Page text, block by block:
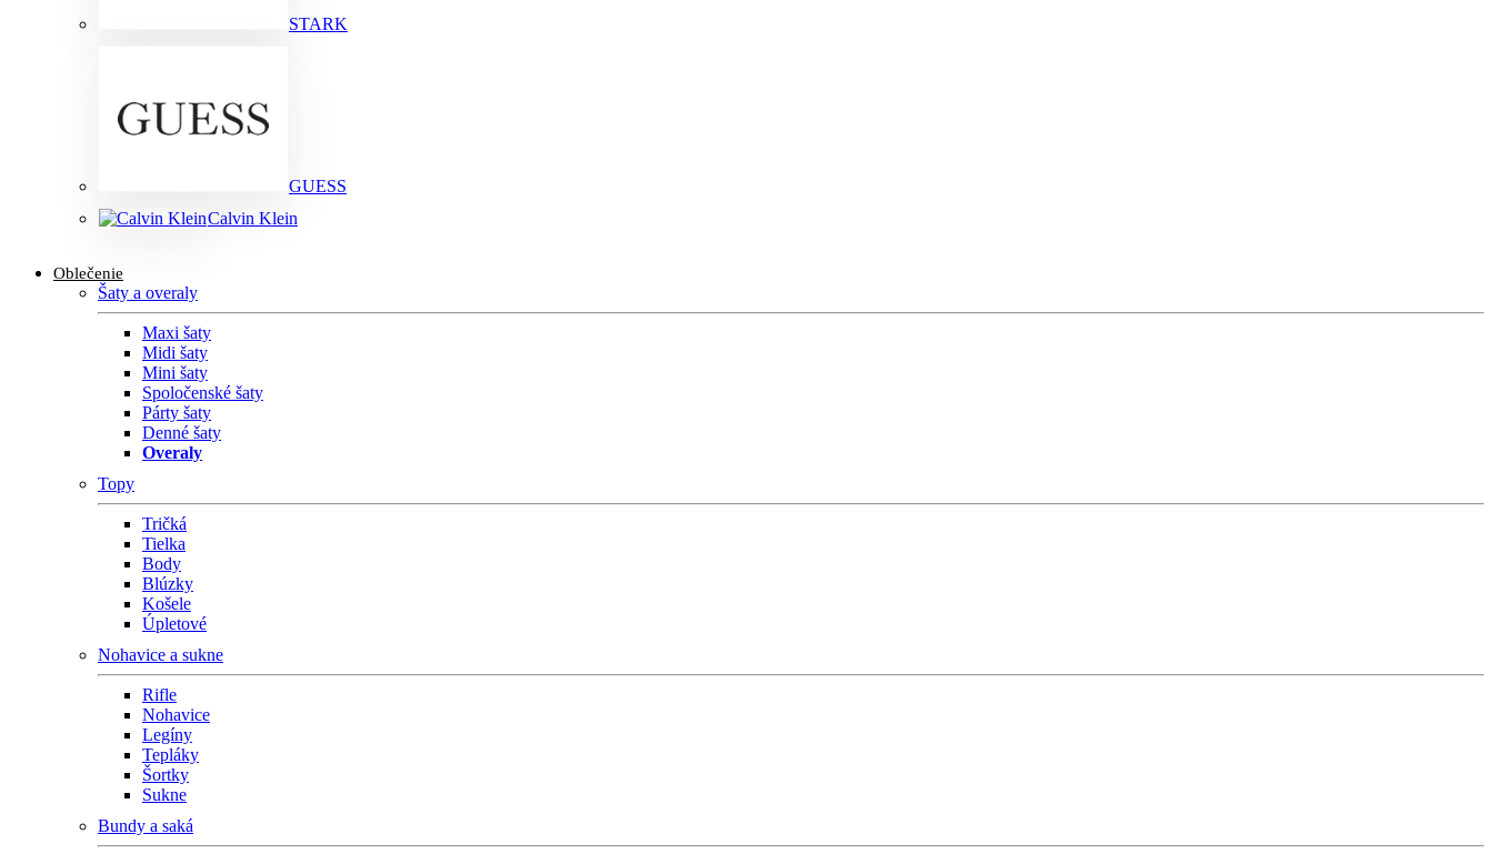
STARK
GUESS
Calvin Klein
Oblečenie
Šaty a overaly
Maxi šaty
Midi šaty
Mini šaty
Spoločenské šaty
Párty šaty
Denné šaty
Overaly
Topy
Tričká
Tielka
Body
Blúzky
Košele
Úpletové
Nohavice a sukne
Rifle
Nohavice
Legíny
Tepláky
Šortky
Sukne
Bundy a saká